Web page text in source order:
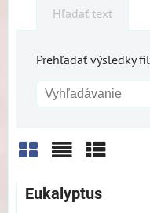
Hľadať text
Prehľadať výsledky
Mriežka
Eukalyptus